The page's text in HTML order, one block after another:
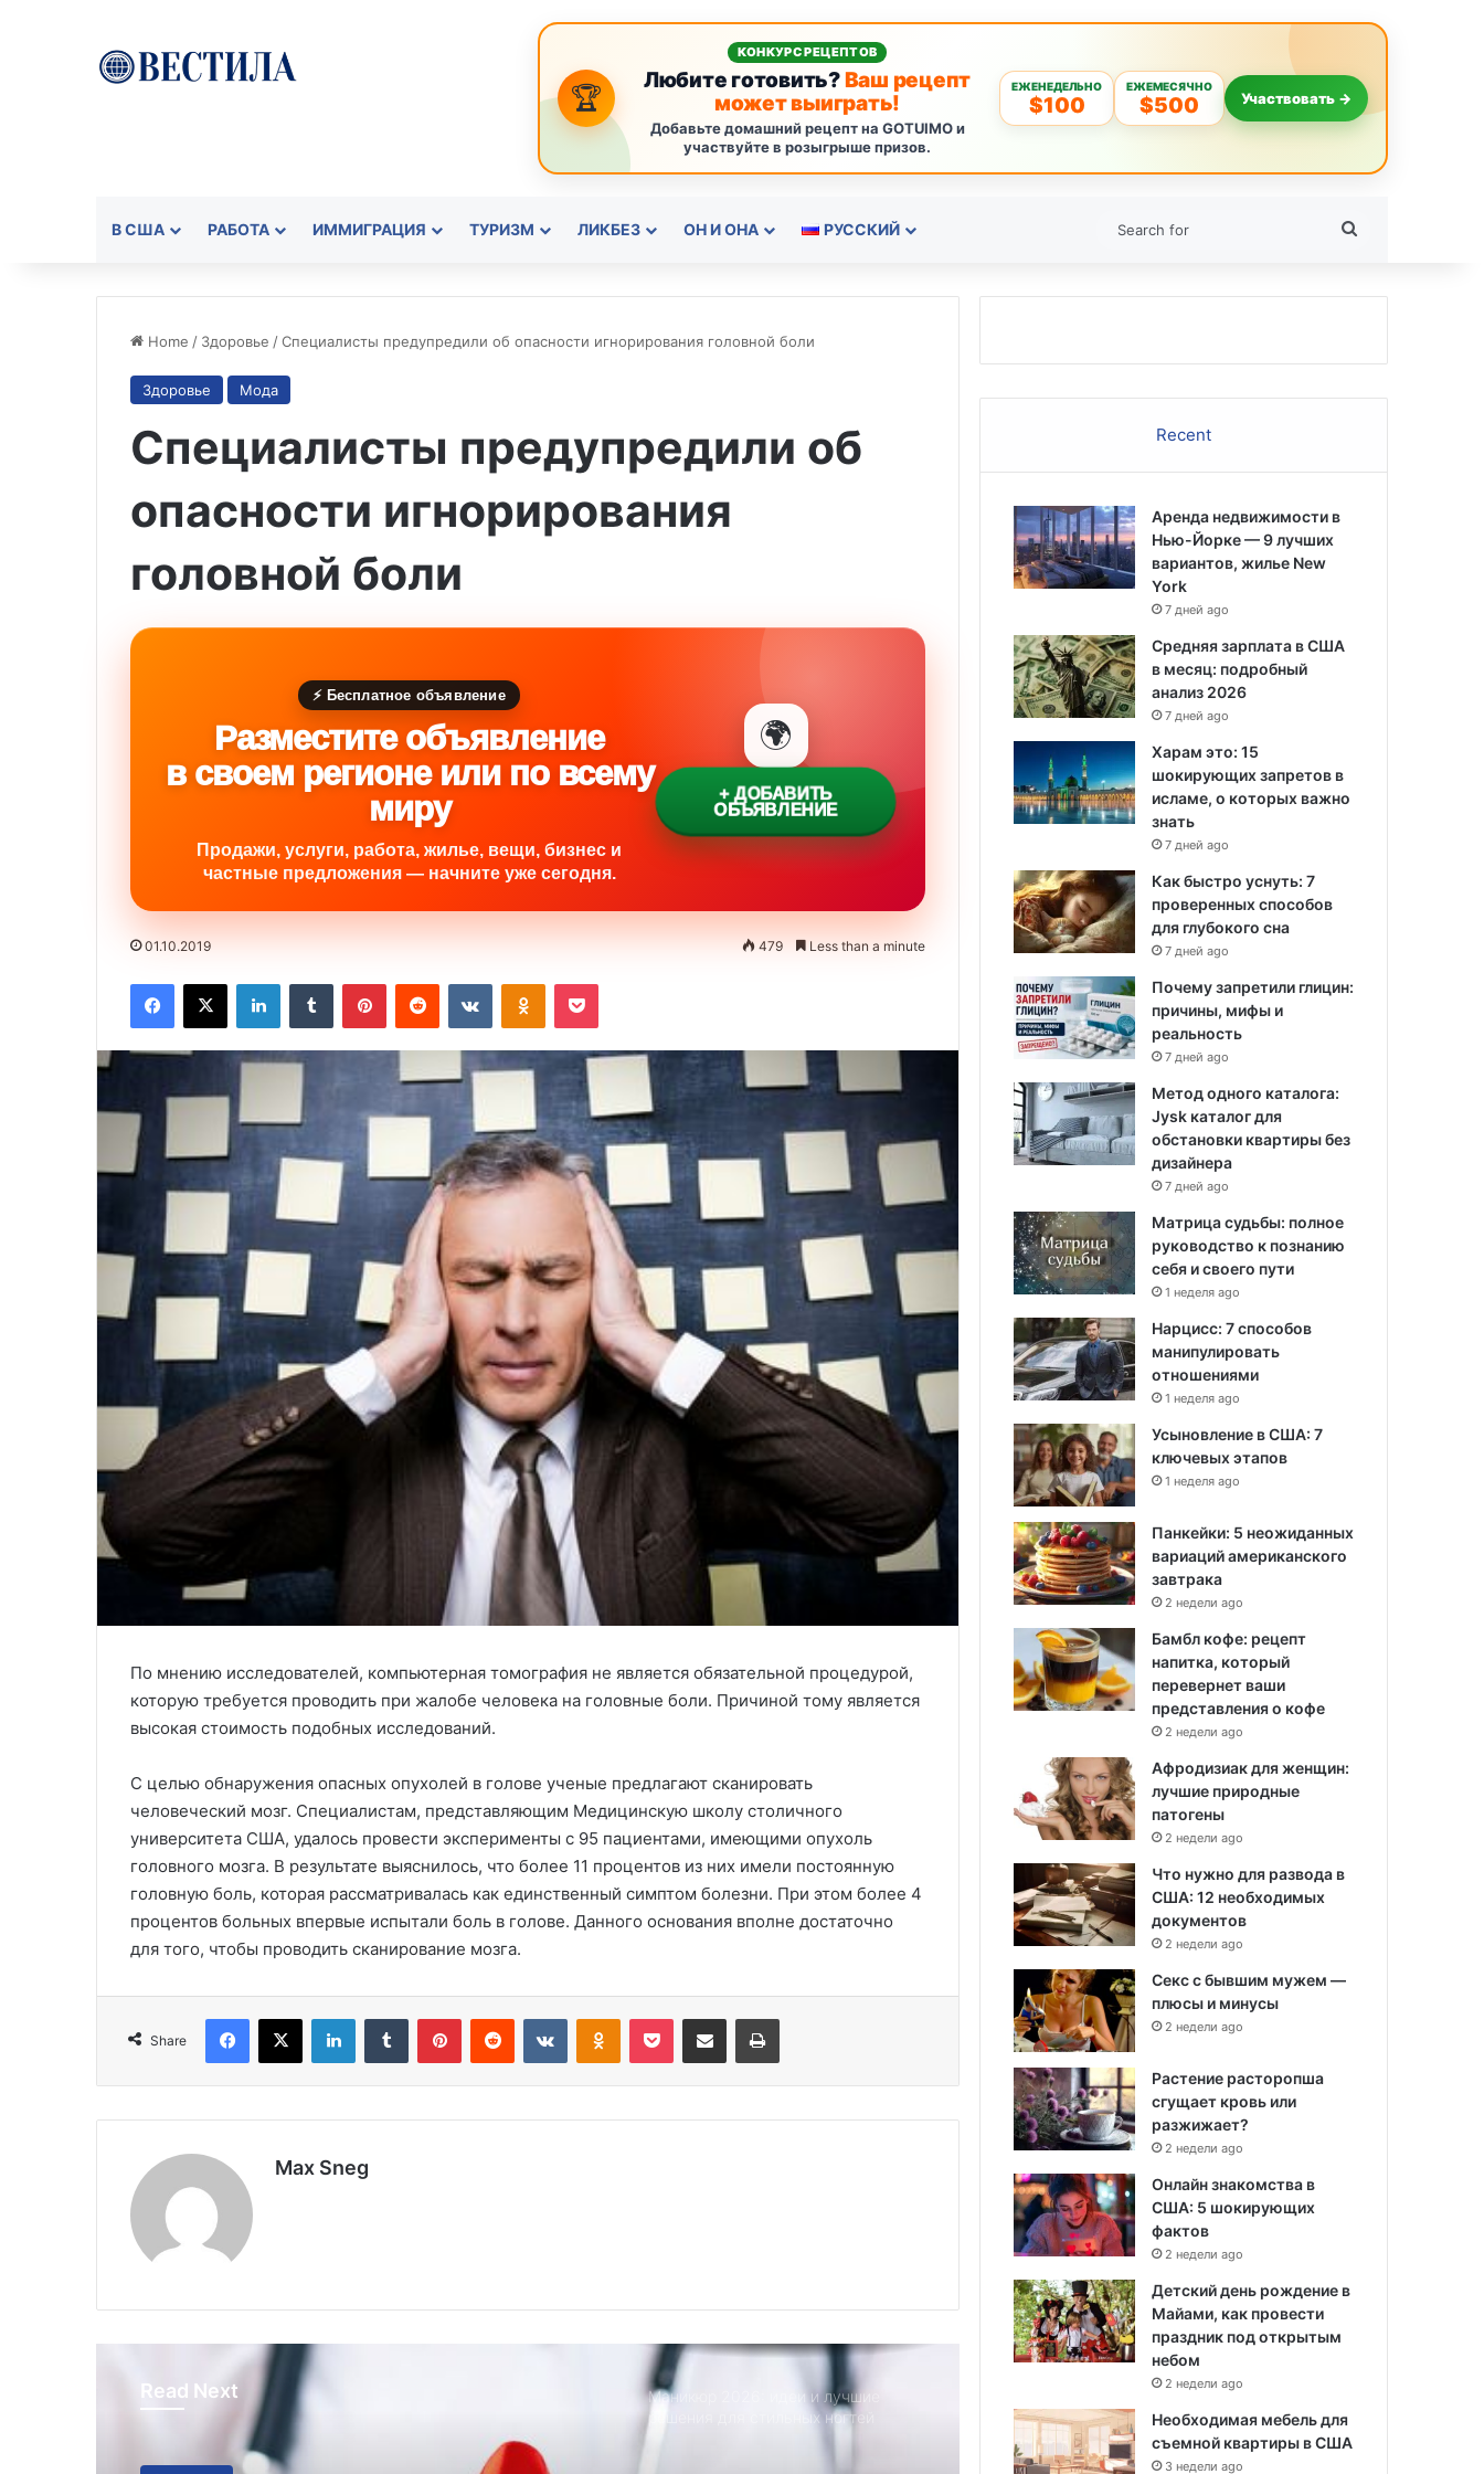
🏆
КОНКУРС РЕЦЕПТОВ
Любите готовить?Ваш рецепт
может выиграть!
Добавьте домашний рецепт на GOTUIMO и
участвуйте в розыгрыше призов.
ЕЖЕНЕДЕЛЬНО
$100
ЕЖЕМЕСЯЧНО
$500 Участвовать →
В США РАБОТА ИММИГРАЦИЯ ТУРИЗМ ЛИКБЕЗ ОН И ОНА РУССКИЙ
Home / Здоровье /Специалисты предупредили об опасности игнорирования головной боли
Здоровье Мода
Специалисты предупредили об
опасности игнорирования
головной боли
⚡ Бесплатное объявление
Разместите объявление
в своем регионе или по всему
миру
Продажи, услуги, работа, жилье, вещи, бизнес и
частные предложения — начните уже сегодня.
🌍
+ ДОБАВИТЬ
ОБЪЯВЛЕНИЕ
01.10.2019 479 Less than a minute
По мнению исследователей, компьютерная томография не является обязательной процедурой,
которую требуется проводить при жалобе человека на головные боли. Причиной тому является
высокая стоимость подобных исследований.
С целью обнаружения опасных опухолей в голове ученые предлагают сканировать
человеческий мозг. Специалистам, представляющим Медицинскую школу столичного
университета США, удалось провести эксперименты с 95 пациентами, имеющими опухоль
головного мозга. В результате выяснилось, что более 11 процентов из них имели постоянную
головную боль, которая рассматривалась как единственный симптом болезни. При этом более 4
процентов больных впервые испытали боль в голове. Данного основания вполне достаточно
для того, чтобы проводить сканирование мозга.
Share
Max Sneg
Read Next
Создано новое лекарство против
мигрени
Новое исследование показывает,
что самые счастливые пары делают
это
счастливее после занятий йогой
Маникюр 2026: идеи и лучшие
решения для стильных ногтей
Recent
Аренда недвижимости в
Нью-Йорке — 9 лучших
вариантов, жилье New
York
7 дней ago
Средняя зарплата в США
в месяц: подробный
анализ 2026
7 дней ago
Харам это: 15
шокирующих запретов в
исламе, о которых важно
знать
7 дней ago
Как быстро уснуть: 7
проверенных способов
для глубокого сна
7 дней ago
Почему запретили глицин:
причины, мифы и
реальность
7 дней ago
Метод одного каталога:
Jysk каталог для
обстановки квартиры без
дизайнера
7 дней ago
Матрица судьбы: полное
руководство к познанию
себя и своего пути
1 неделя ago
Нарцисс: 7 способов
манипулировать
отношениями
1 неделя ago
Усыновление в США: 7
ключевых этапов
1 неделя ago
Панкейки: 5 неожиданных
вариаций американского
завтрака
2 недели ago
Бамбл кофе: рецепт
напитка, который
перевернет ваши
представления о кофе
2 недели ago
Афродизиак для женщин:
лучшие природные
патогены
2 недели ago
Что нужно для развода в
США: 12 необходимых
документов
2 недели ago
Секс с бывшим мужем —
плюсы и минусы
2 недели ago
Растение расторопша
сгущает кровь или
разжижает?
2 недели ago
Онлайн знакомства в
США: 5 шокирующих
фактов
2 недели ago
Детский день рождение в
Майами, как провести
праздник под открытым
небом
2 недели ago
Необходимая мебель для
съемной квартиры в США
3 недели ago